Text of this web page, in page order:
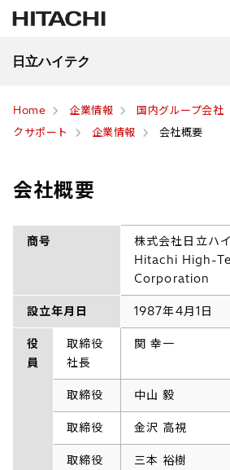
日立ハイテク
Home 企業情報 国内グループ会社
クサポート
企業情報 会社概要
会社概要
商号
株式会社日立ハ
Hitachi High-
Corporation
設立年月日 1987年4月1日
役
員
取締役
社長
関 幸一
取締役 中山 毅
取締役 金沢 高視
取締役
三本 裕樹